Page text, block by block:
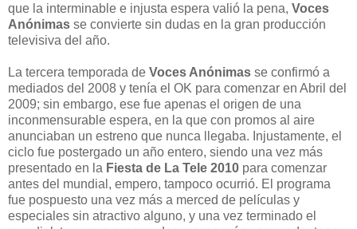
que la interminable e injusta espera valió la pena, Voces
Anónimas se convierte sin dudas en la gran producción
televisiva del año.
La tercera temporada de Voces Anónimas se confirmó a
mediados del 2008 y tenía el OK para comenzar en Abril del
2009; sin embargo, ese fue apenas el origen de una
inconmensurable espera, en la que con promos al aire
anunciaban un estreno que nunca llegaba. Injustamente, el
ciclo fue postergado un año entero, siendo una vez más
presentado en la Fiesta de La Tele 2010 para comenzar
antes del mundial, empero, tampoco ocurrió. El programa
fue pospuesto una vez más a merced de películas y
especiales sin atractivo alguno, y una vez terminado el